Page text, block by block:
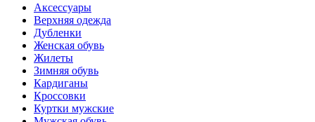
Аксессуары
Верхняя одежда
Дубленки
Женская обувь
Жилеты
Зимняя обувь
Кардиганы
Кроссовки
Куртки мужские